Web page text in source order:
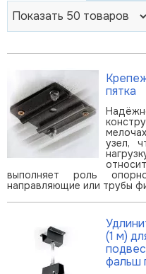
пятка
узел,
выполняет роль
направляющие или трубы
(1 м)
фальш